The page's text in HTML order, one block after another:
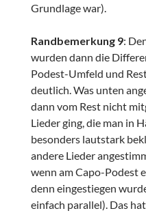
Grundlage war).
Randbemerkung 9:
wurden dann die
Podest-Umfeld und
deutlich. Was unten
dann vom Rest nicht
Lieder ging, die man in
besonders lautstark
andere Lieder
wenn am Capo-Podest
denn eingestiegen
einfach parallel). Das